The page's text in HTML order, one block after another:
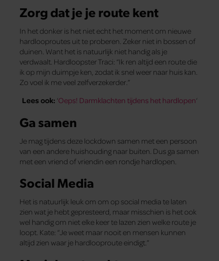
Zorg dat je je route kent
In het donker is het niet echt het moment om nieuwe
hardlooproutes uit te proberen. Zeker niet in bossen of
duinen. Want het is natuurlijk niet handig als je
verdwaalt. Hardloopster Traci: “Ik ren altijd een route die
ik op mijn duimpje ken, zodat ik snel weer naar huis kan.
Zo voel ik me veel zelfverzekerder.”
Lees ook: ‘Oeps! Darmklachten tijdens het hardlopen‘
Ga samen
Je mag tijdens deze lockdown samen met een persoon
van een andere huishouding naar buiten. Dus ga samen
met een vriend of vriendin een rondje hardlopen.
Social Media
Het is natuurlijk leuk om om op social media te laten
zien wat je hebt gepresteerd, maar misschien is het ook
wel handig om niet elke keer te lazen zien welke route je
loopt. Kate: “Je weet maar nooit en mensen kunnen
altijd zien waar je hardlooproute eindigt.”